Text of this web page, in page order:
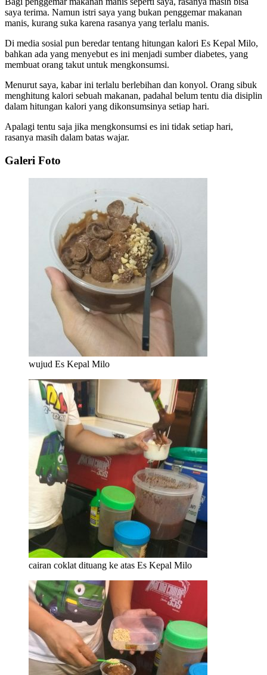
saya terima. Namun istri saya yang bukan penggemar makanan
manis, kurang suka karena rasanya yang terlalu manis.
Di media sosial pun beredar tentang hitungan kalori Es Kepal Milo,
bahkan ada yang menyebut es ini menjadi sumber diabetes, yang
membuat orang takut untuk mengkonsumsi.
Menurut saya, kabar ini terlalu berlebihan dan konyol. Orang sibuk
menghitung kalori sebuah makanan, padahal belum tentu dia disiplin
dalam hitungan kalori yang dikonsumsinya setiap hari.
Apalagi tentu saja jika mengkonsumsi es ini tidak setiap hari,
rasanya masih dalam batas wajar.
Galeri Foto
wujud Es Kepal Milo
cairan coklat dituang ke atas Es Kepal Milo